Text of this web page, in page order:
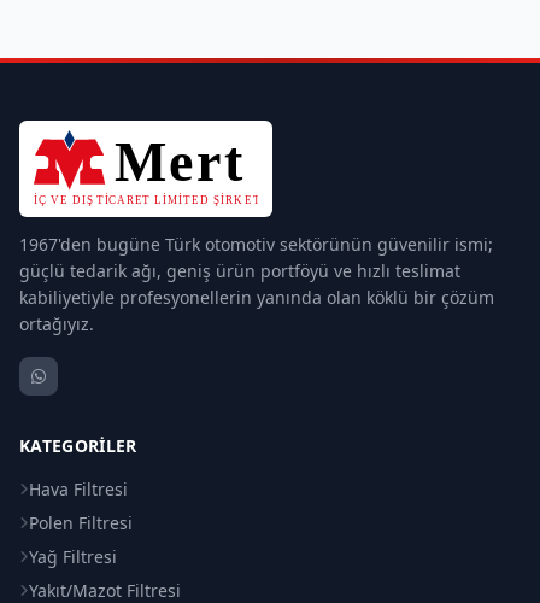
1967'den bugüne Türk otomotiv sektörünün güvenilir ismi;
güçlü tedarik ağı, geniş ürün portföyü ve hızlı teslimat
kabiliyetiyle profesyonellerin yanında olan köklü bir çözüm
ortağıyız.
KATEGORILER
Hava Filtresi
Polen Filtresi
Yağ Filtresi
Yakıt/Mazot Filtresi